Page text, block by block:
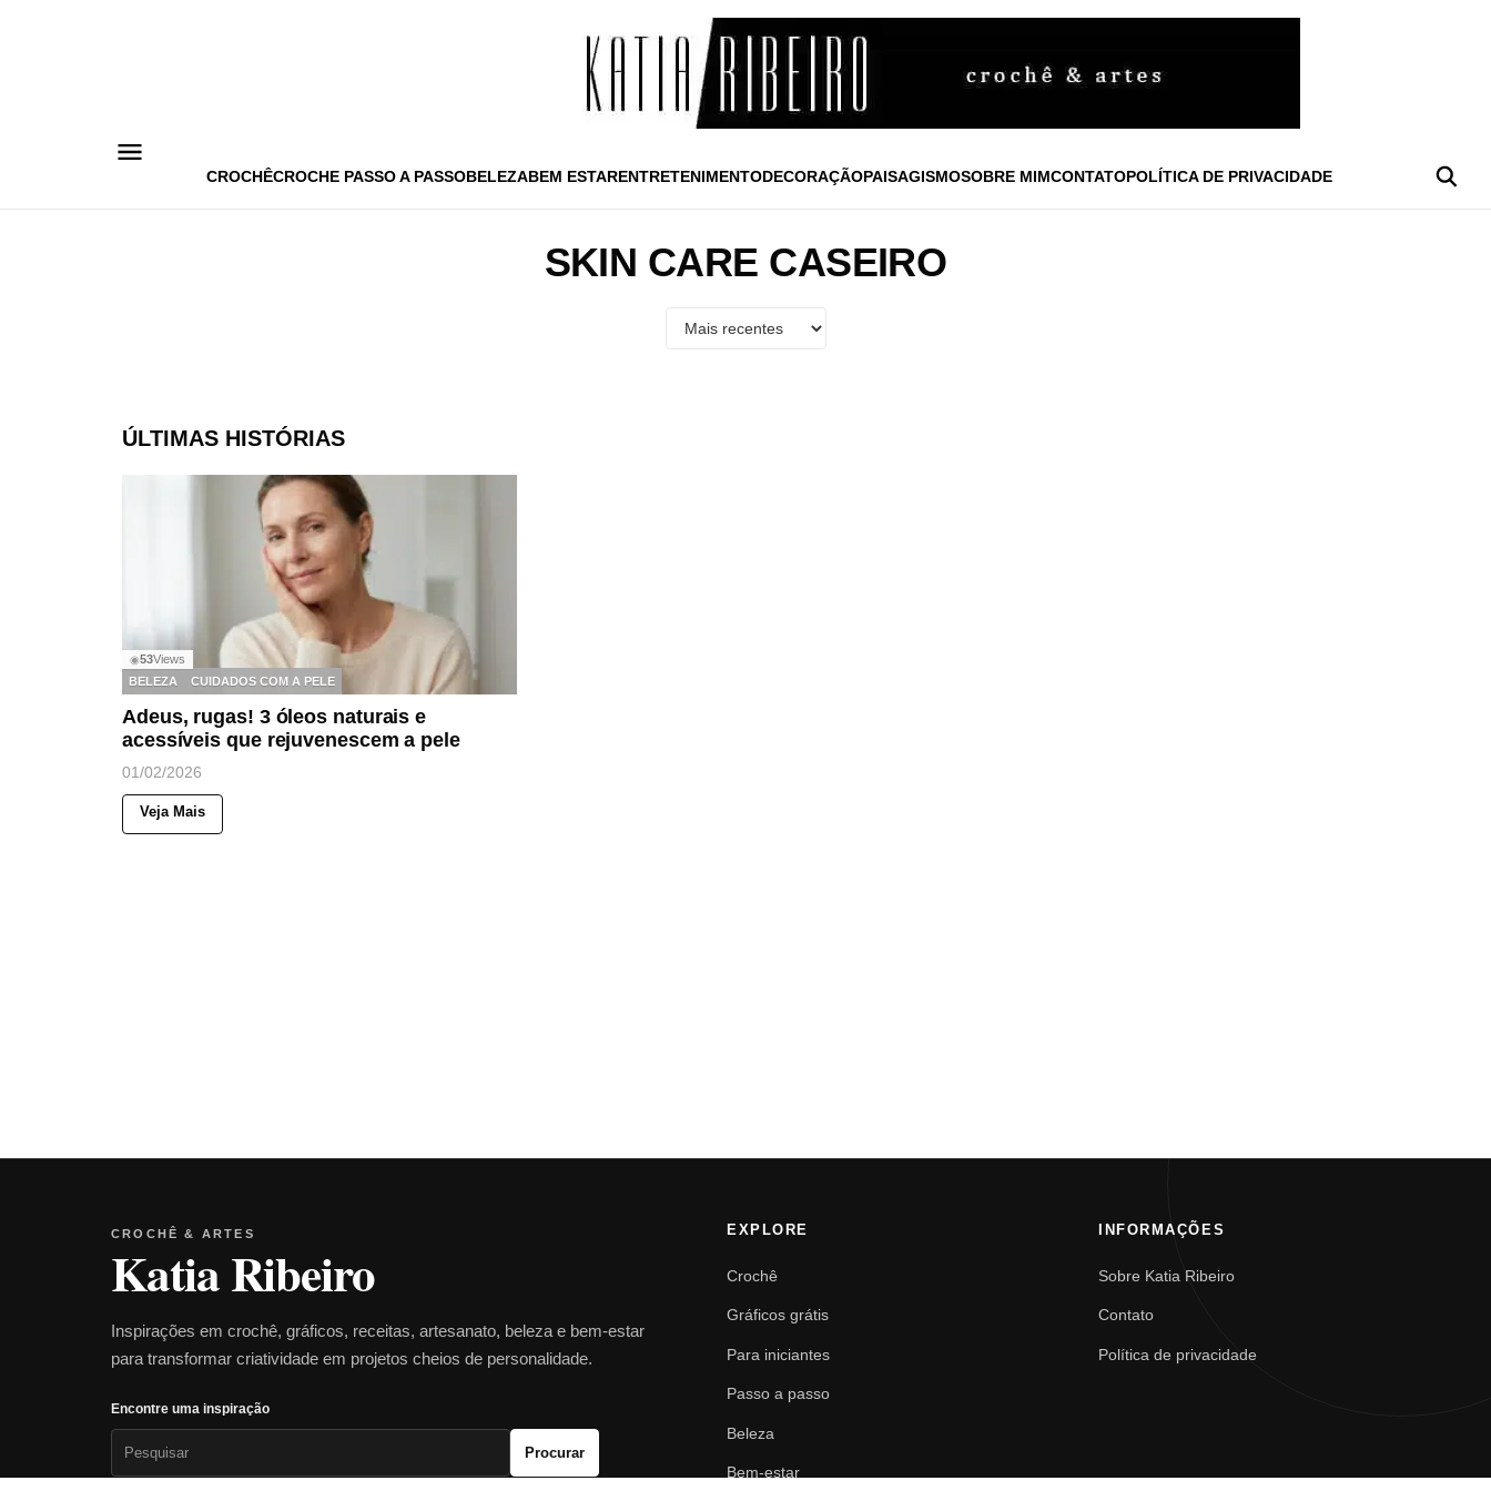
CROCHÊCROCHE PASSO A PASSOBELEZABEM ESTARENTRETENIMENTODECORAÇÃOPAISAGISMOSOBRE MIMCONTATOPOLÍTICA DE PRIVACIDADE
SKIN CARE CASEIRO
ÚLTIMAS HISTÓRIAS
◉53Views
BELEZA
CUIDADOS COM A PELE
Adeus, rugas! 3 óleos naturais e
acessíveis que rejuvenescem a pele
01/02/2026
Veja Mais
CROCHÊ & ARTES
Katia Ribeiro
Inspirações em crochê, gráficos, receitas, artesanato, beleza e bem-estar
para transformar criatividade em projetos cheios de personalidade.
Encontre uma inspiração
Procurar
EXPLORE
Crochê
Gráficos grátis
Para iniciantes
Passo a passo
Beleza
Bem-estar
INFORMAÇÕES
Sobre Katia Ribeiro
Contato
Política de privacidade